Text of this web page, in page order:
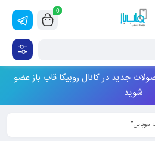
0
جدید در کانال روبیکا قاب باز عضو
شوید